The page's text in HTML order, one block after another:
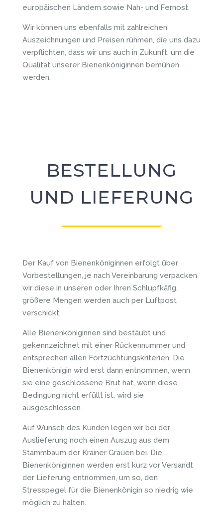
europäischen Ländern sowie Nah- und Fernost.
Wir können uns ebenfalls mit zahlreichen
Auszeichnungen und Preisen rühmen, die uns dazu
verpflichten, dass wir uns auch in Zukunft, um die
Qualität unserer Bienenköniginnen bemühen
werden.
BESTELLUNG
UND LIEFERUNG
Der Kauf von Bienenköniginnen erfolgt über
Vorbestellungen, je nach Vereinbarung verpacken
wir diese in unseren oder Ihren Schlupfkäfig,
größere Mengen werden auch per Luftpost
verschickt.
Alle Bienenköniginnen sind bestäubt und
gekennzeichnet mit einer Rückennummer und
entsprechen allen Fortzüchtungskriterien. Die
Bienenkönigin wird erst dann entnommen, wenn
sie eine geschlossene Brut hat, wenn diese
Bedingung nicht erfüllt ist, wird sie
ausgeschlossen.
Auf Wunsch des Kunden legen wir bei der
Auslieferung noch einen Auszug aus dem
Stammbaum der Krainer Grauen bei. Die
Bienenköniginnen werden erst kurz vor Versandt
der Lieferung entnommen, um so, den
Stresspegel für die Bienenkönigin so niedrig wie
möglich zu halten.